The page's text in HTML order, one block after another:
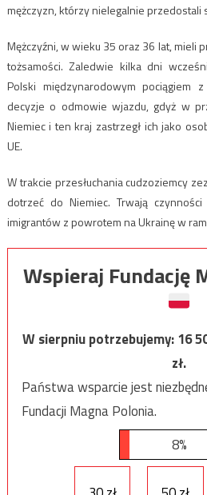
mężczyzn, którzy nielegalnie przedostali
Mężczyźni, w wieku 35 oraz 36 lat, mieli
tożsamości. Zaledwie kilka dni
Polski międzynarodowym pociągiem
decyzje o odmowie wjazdu, gdyż w
Niemiec i ten kraj zastrzegł ich jako
UE.
W trakcie przesłuchania cudzoziemcy
dotrzeć do Niemiec. Trwają
imigrantów z powrotem na Ukrainę w
Wspieraj Fundację
W sierpniu potrzebujemy:16
zł.
Państwa wsparcie jest
Fundacji Magna Polonia.
8%